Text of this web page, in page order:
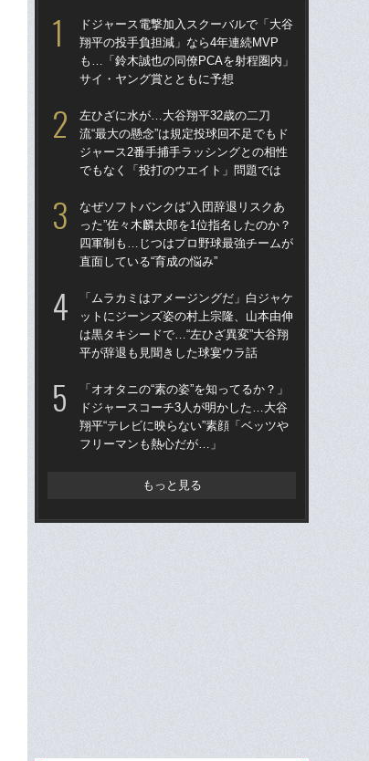
ドジャース電撃加入スクーバルで「大谷
翔平の投手負担減」なら4年連続MVP
も…「鈴木誠也の同僚PCAを射程圏内」
サイ・ヤング賞とともに予想
左ひざに水が…大谷翔平32歳の二刀
流“最大の懸念”は規定投球回不足でもド
ジャース2番手捕手ラッシングとの相性
でもなく「投打のウエイト」問題では
なぜソフトバンクは“入団辞退リスクあ
った”佐々木麟太郎を1位指名したのか？
四軍制も…じつはプロ野球最強チームが
直面している“育成の悩み”
「ムラカミはアメージングだ」白ジャケ
ットにジーンズ姿の村上宗隆、山本由伸
は黒タキシードで…“左ひざ異変”大谷翔
平が辞退も見聞きした球宴ウラ話
「オオタニの“素の姿”を知ってるか？」
ドジャースコーチ3人が明かした…大谷
翔平“テレビに映らない”素顔「ベッツや
フリーマンも熱心だが…」
もっと見る